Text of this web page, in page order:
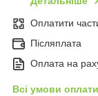
Оплатити
Післяплата
Оплата на
Всі умови оплати